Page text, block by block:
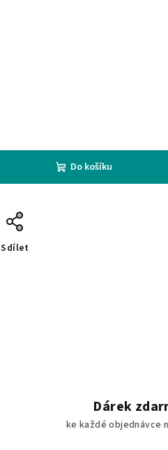
Do košíku
Sdílet
Dárek
ke každé objednávce